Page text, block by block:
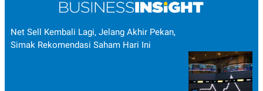
Net Sell Kembali Lagi, Jelang Akhir Pekan,
Simak Rekomendasi Saham Hari Ini